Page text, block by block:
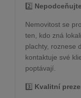
2️⃣
Nemovitost se
ten, kdo zná
plachty, roznese
kontaktuje své
poptávají.
3️⃣ Kvalitní